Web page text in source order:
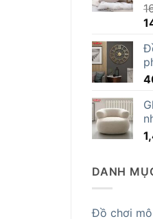
DANH
Đồ chơi